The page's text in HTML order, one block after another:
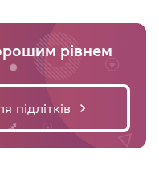
рівнем
підлітків